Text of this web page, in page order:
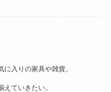
入りの家具や雑貨。
ていきたい。